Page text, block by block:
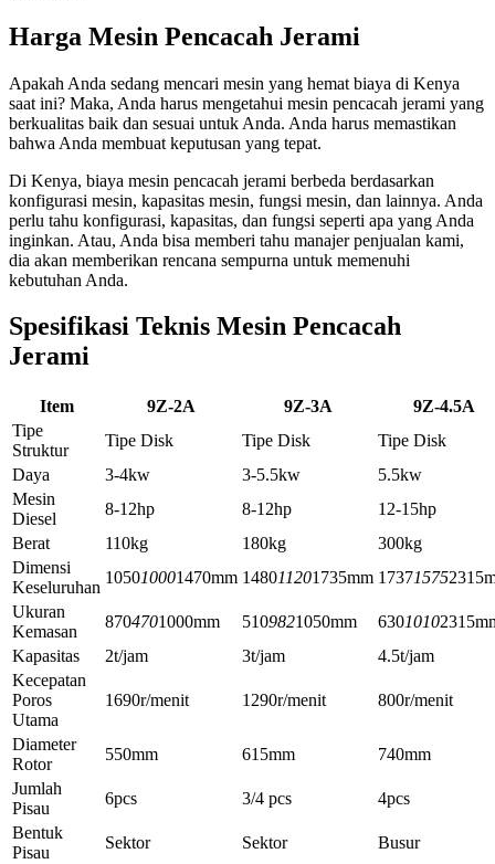
Harga Mesin Pencacah Jerami
Apakah Anda sedang mencari mesin yang hemat biaya di Kenya
saat ini? Maka, Anda harus mengetahui mesin pencacah jerami yang
berkualitas baik dan sesuai untuk Anda. Anda harus memastikan
bahwa Anda membuat keputusan yang tepat.
Di Kenya, biaya mesin pencacah jerami berbeda berdasarkan
konfigurasi mesin, kapasitas mesin, fungsi mesin, dan lainnya. Anda
perlu tahu konfigurasi, kapasitas, dan fungsi seperti apa yang Anda
inginkan. Atau, Anda bisa memberi tahu manajer penjualan kami,
dia akan memberikan rencana sempurna untuk memenuhi
kebutuhan Anda.
Spesifikasi Teknis Mesin Pencacah
Jerami
Item 9Z-2A 9Z-3A
9Z-4.5A
Tipe
Struktur
Tipe Disk Tipe Disk
Tipe Disk
Daya
3-4kw 3-5.5kw
5.5kw
Mesin
Diesel
8-12hp 8-12hp
12-15hp
Berat
110kg 180kg
300kg
Dimensi
Keseluruhan
105010001470mm 148011201735mm 17371575
Ukuran
Kemasan
8704701000mm 5109821050mm 6301010
Kapasitas
2t/jam 3t/jam
4.5t/jam
Kecepatan
Poros
Utama
1690r/menit 1290r/menit 800r/menit
Diameter
Rotor
550mm 615mm
740mm
Jumlah
Pisau
6pcs 3/4 pcs
4pcs
Bentuk
Pisau
Sektor Sektor
Busur